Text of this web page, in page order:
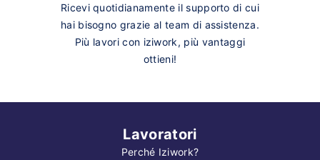
Ricevi quotidianamente il supporto di cui
hai bisogno grazie al team di assistenza.
Più lavori con iziwork, più vantaggi
ottieni!
Lavoratori
Perché Iziwork?